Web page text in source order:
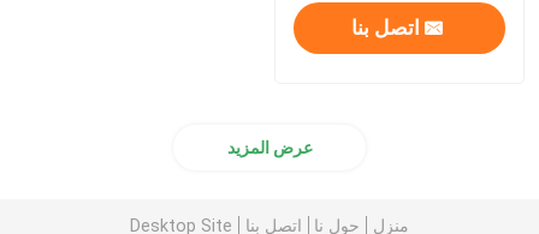
اتصل بنا
عرض المزيد
منزل حول نا اتصل بنا Desktop Site